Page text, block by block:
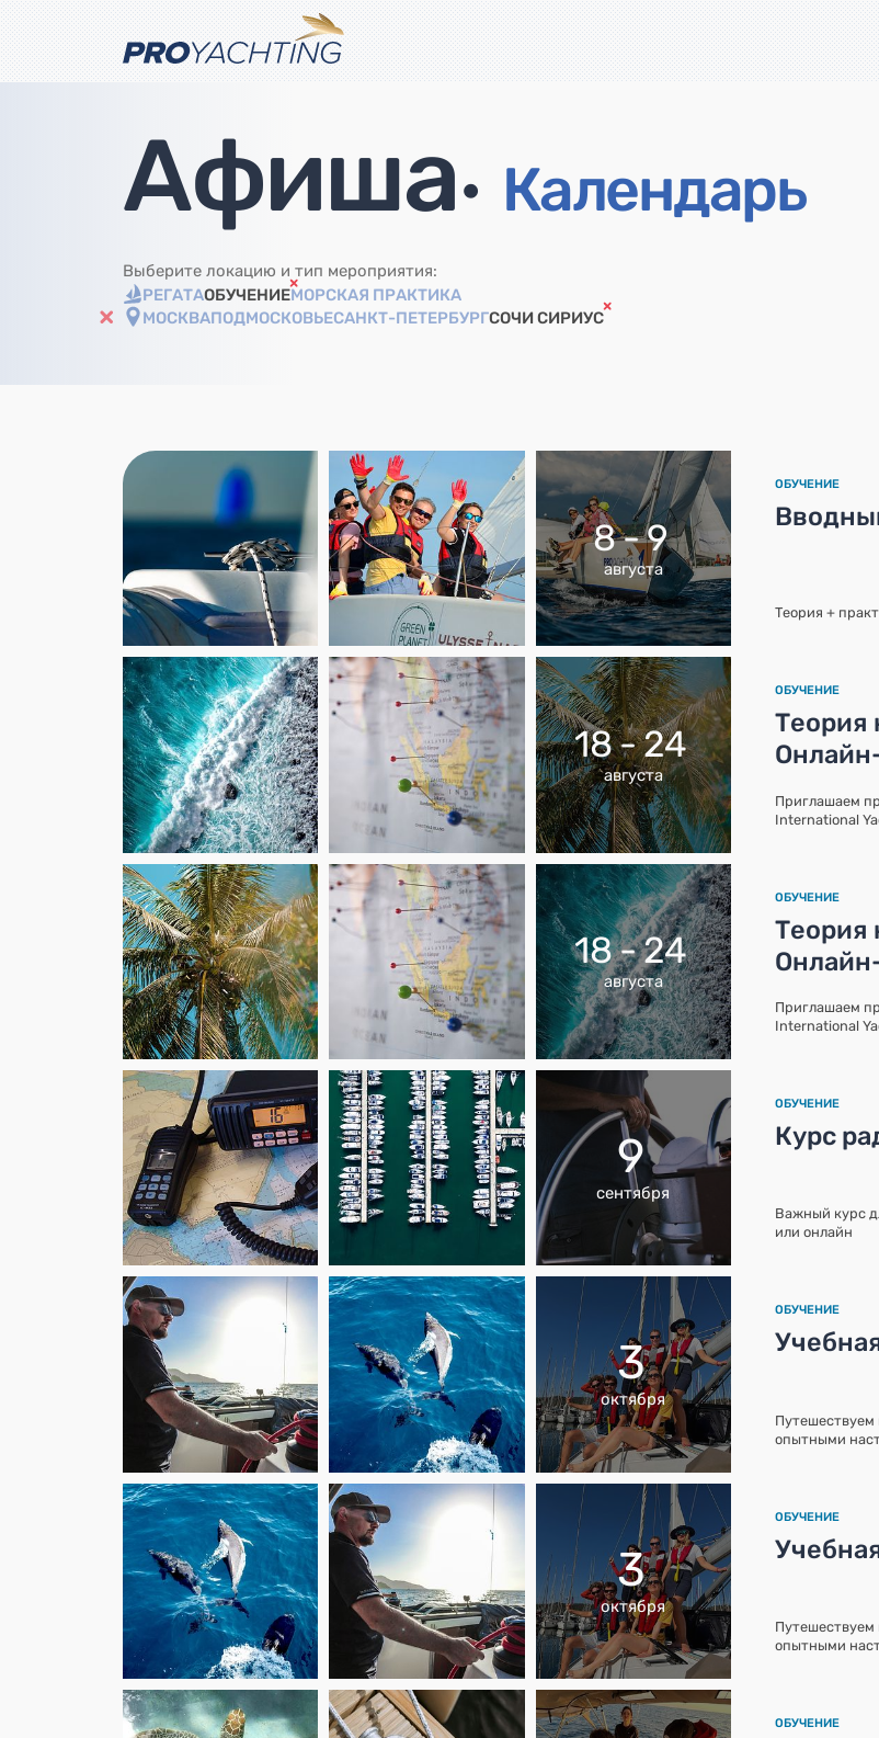
Афиша• Календарь
Выберите локацию и тип мероприятия:
РЕГАТАОБУЧЕНИЕМОРСКАЯ ПРАКТИКА
МОСКВАПОДМОСКОВЬЕСАНКТ-ПЕТЕРБУРГСОЧИ СИРИУС
8 - 9
августа
ОБУЧЕНИЕ
Теория +
18 - 24
августа
ОБУЧЕНИЕ
Теория
Приглашаем
International
18 - 24
августа
ОБУЧЕНИЕ
Теория
Приглашаем
International
9
сентября
ОБУЧЕНИЕ
Курс
Важный курс
или онлайн
3
октября
ОБУЧЕНИЕ
Путешествуем
опытными
3
октября
ОБУЧЕНИЕ
Путешествуем
опытными
ОБУЧЕНИЕ